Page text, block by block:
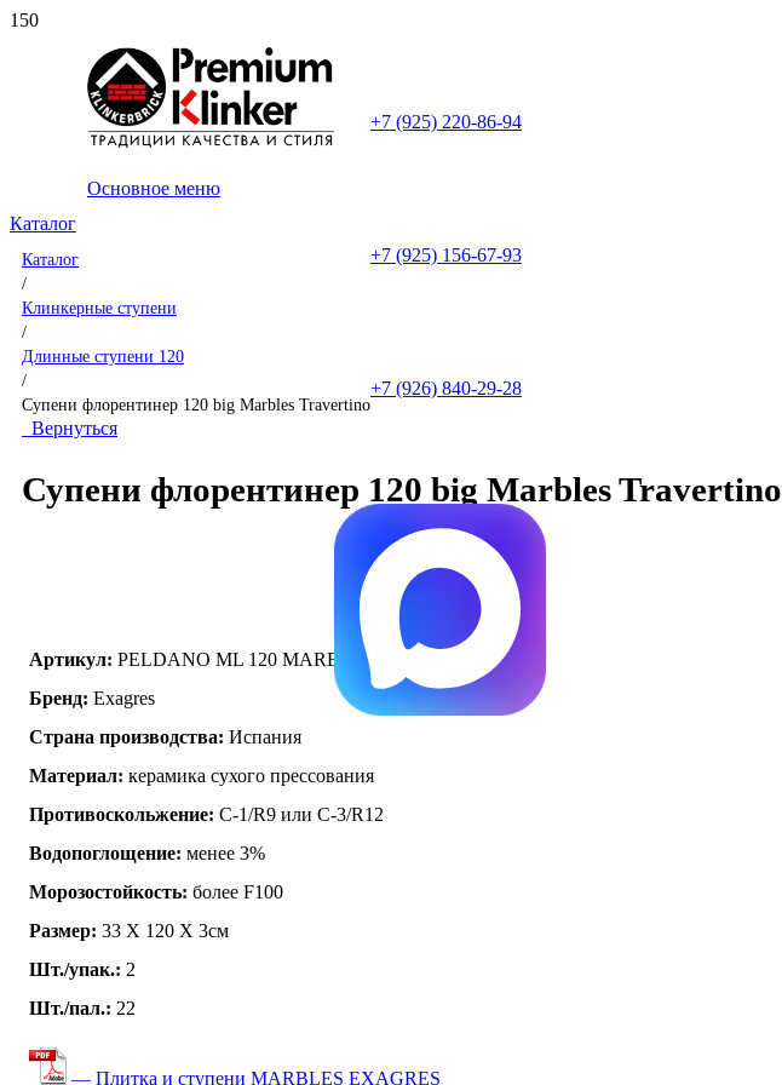
+7 (925) 220-86-94
+7 (925) 156-67-93
+7 (926) 840-29-28
Основное меню
Каталог
Каталог
/
Клинкерные ступени
/
Длинные ступени 120
/
Супени флорентинер 120 big Marbles Travertino
Вернуться
Супени флорентинер 120 big Marbles Travertino
Артикул: PELDANO ML 120 MARBLES TRAVERTINO
Бренд: Exagres
Страна производства: Испания
Материал: керамика сухого прессования
Противоскольжение: C-1/R9 или C-3/R12
Водопоглощение: менее 3%
Морозостойкость: более F100
Размер: 33 Х 120 Х 3см
Шт./упак.: 2
Шт./пал.: 22
— Плитка и ступени MARBLES EXAGRES